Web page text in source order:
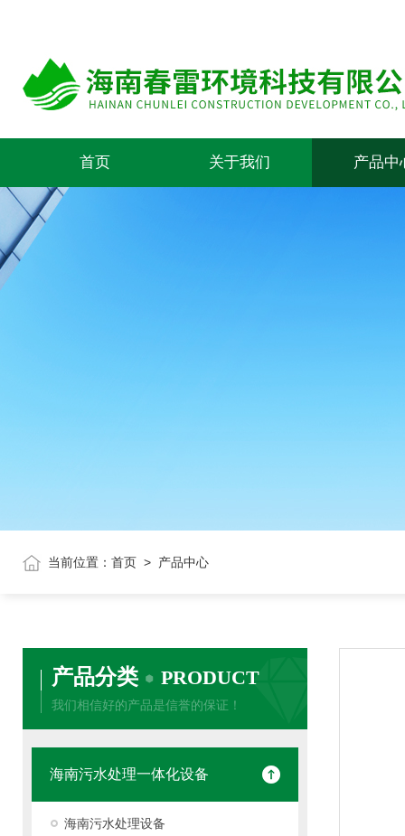
首页 关于我们 产品中
当前位置： 首页 > 产品中心
产品分类 PRODUCT
我们相信好的产品是信誉的保证！
海南污水处理一体化设备
海南污水处理设备